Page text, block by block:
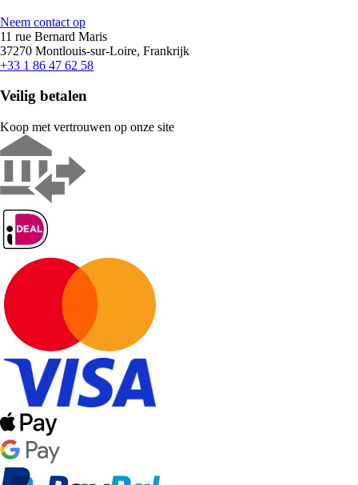
Neem contact op
11 rue Bernard Maris
37270 Montlouis-sur-Loire, Frankrijk
+33 1 86 47 62 58
Veilig betalen
Koop met vertrouwen op onze site